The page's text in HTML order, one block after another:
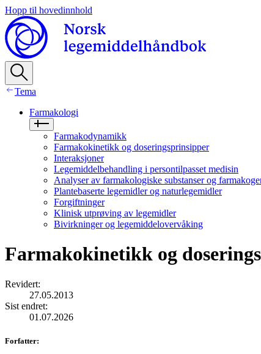
Hopp til hovedinnhold
Tema
Farmakologi
Farmakodynamikk
Farmakokinetikk og doseringsprinsipper
Interaksjoner
Legemiddelbehandling i persontilpasset medisin
Analyser av farmakologiske substanser og
Plantebaserte legemidler og naturlegemidler
Forgiftninger
Klinisk utprøving av legemidler
Bivirkninger og legemiddelovervåking
Farmakokinetikk og
Revidert:
27.05.2013
Sist endret:
01.07.2026
Forfatter: